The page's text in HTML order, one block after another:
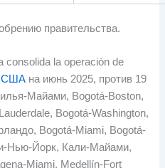
правительства.
consolida la operación de
США на июнь 2025, против 19
Майами, Bogotá-Boston,
, Bogotá-Washington,
Bogotá-Miami, Bogotá-
Нью-Йорк, Кали-Майами,
Miami, Medellín-Fort